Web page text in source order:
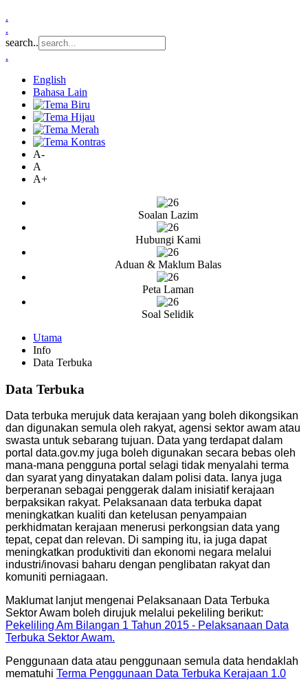
.
.
search..
.
English
Bahasa Lain
A-
A
A+
Soalan Lazim
Hubungi Kami
Aduan & Maklum Balas
Peta Laman
Soal Selidik
Utama
Info
Data Terbuka
Data Terbuka
Data terbuka merujuk data kerajaan yang boleh dikongsikan
dan digunakan semula oleh rakyat, agensi sektor awam atau
swasta untuk sebarang tujuan. Data yang terdapat dalam
portal data.gov.my juga boleh digunakan secara bebas oleh
mana-mana pengguna portal selagi tidak menyalahi terma
dan syarat yang dinyatakan dalam polisi data. Ianya juga
berperanan sebagai penggerak dalam inisiatif kerajaan
berpaksikan rakyat. Pelaksanaan data terbuka dapat
meningkatkan kualiti dan ketelusan penyampaian
perkhidmatan kerajaan menerusi perkongsian data yang
tepat, cepat dan relevan. Di samping itu, ia juga dapat
meningkatkan produktiviti dan ekonomi negara melalui
industri/inovasi baharu dengan penglibatan rakyat dan
komuniti perniagaan.
Maklumat lanjut mengenai Pelaksanaan Data Terbuka
Sektor Awam boleh dirujuk melalui pekeliling berikut:
Pekeliling Am Bilangan 1 Tahun 2015 - Pelaksanaan Data
Terbuka Sektor Awam.
Penggunaan data atau penggunaan semula data hendaklah
mematuhi Terma Penggunaan Data Terbuka Kerajaan 1.0